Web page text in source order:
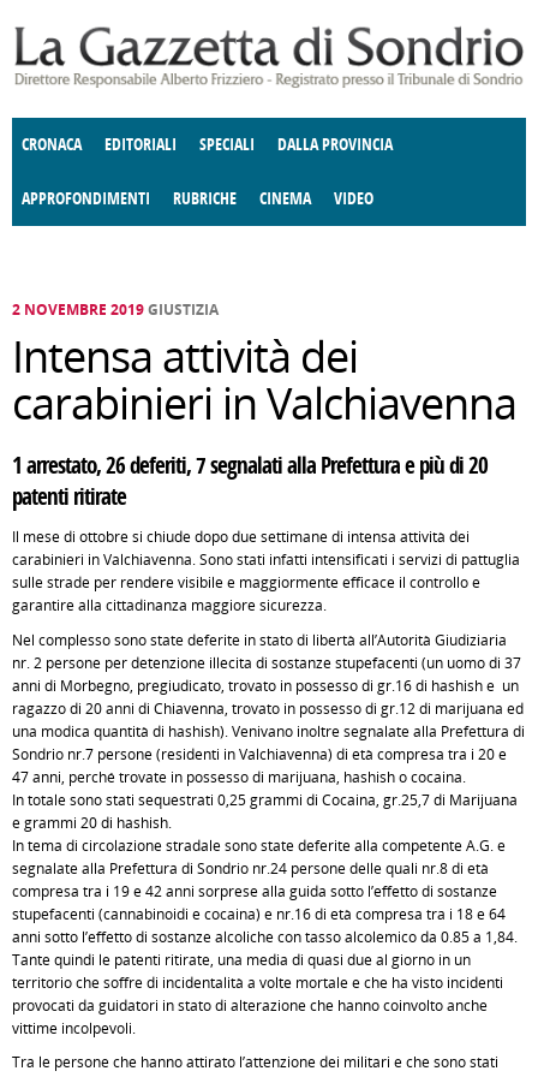
CRONACA EDITORIALI SPECIALI DALLA PROVINCIA
APPROFONDIMENTI
E SPETTACOLI POLITICA
RUBRICHE
DELLE IDEE FATTI DELLO SPIRITO
CINEMA VIDEO
2 NOVEMBRE 2019GIUSTIZIA
Intensa attività dei
carabinieri in Valchiavenna
1 arrestato, 26 deferiti, 7 segnalati alla Prefettura e più di 20
patenti ritirate
Il mese di ottobre si chiude dopo due settimane di intensa attività dei
carabinieri in Valchiavenna. Sono stati infatti intensificati i servizi di pattuglia
sulle strade per rendere visibile e maggiormente efficace il controllo e
garantire alla cittadinanza maggiore sicurezza.
Nel complesso sono state deferite in stato di libertà all’Autorità Giudiziaria
nr. 2 persone per detenzione illecita di sostanze stupefacenti (un uomo di 37
anni di Morbegno, pregiudicato, trovato in possesso di gr.16 di hashish e un
ragazzo di 20 anni di Chiavenna, trovato in possesso di gr.12 di marijuana ed
una modica quantità di hashish). Venivano inoltre segnalate alla Prefettura di
Sondrio nr.7 persone (residenti in Valchiavenna) di età compresa tra i 20 e
47 anni, perché trovate in possesso di marijuana, hashish o cocaina.
In totale sono stati sequestrati 0,25 grammi di Cocaina, gr.25,7 di Marijuana
e grammi 20 di hashish.
In tema di circolazione stradale sono state deferite alla competente A.G. e
segnalate alla Prefettura di Sondrio nr.24 persone delle quali nr.8 di età
compresa tra i 19 e 42 anni sorprese alla guida sotto l’effetto di sostanze
stupefacenti (cannabinoidi e cocaina) e nr.16 di età compresa tra i 18 e 64
anni sotto l’effetto di sostanze alcoliche con tasso alcolemico da 0.85 a 1,84.
Tante quindi le patenti ritirate, una media di quasi due al giorno in un
territorio che soffre di incidentalità a volte mortale e che ha visto incidenti
provocati da guidatori in stato di alterazione che hanno coinvolto anche
vittime incolpevoli.
Tra le persone che hanno attirato l’attenzione dei militari e che sono stati